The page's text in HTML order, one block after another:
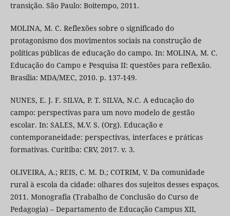
transição. São Paulo: Boitempo, 2011.
MOLINA, M. C. Reflexões sobre o significado do
protagonismo dos movimentos sociais na construção de
políticas públicas de educação do campo. In: MOLINA, M. C.
Educação do Campo e Pesquisa II: questões para reflexão.
Brasília: MDA/MEC, 2010. p. 137-149.
NUNES, E. J. F. SILVA, P. T. SILVA, N.C. A educação do
campo: perspectivas para um novo modelo de gestão
escolar. In: SALES, M.V. S. (Org). Educação e
contemporaneidade: perspectivas, interfaces e práticas
formativas. Curitiba: CRV, 2017. v. 3.
OLIVEIRA, A.; REIS, C. M. D.; COTRIM, V. Da comunidade
rural à escola da cidade: olhares dos sujeitos desses espaços.
2011. Monografia (Trabalho de Conclusão do Curso de
Pedagogia) – Departamento de Educação Campus XII,